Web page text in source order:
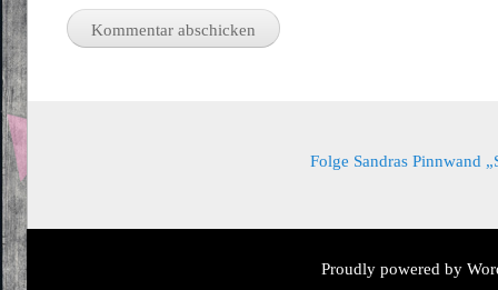
Folge Sandras Pinnwand
Proudly powered by